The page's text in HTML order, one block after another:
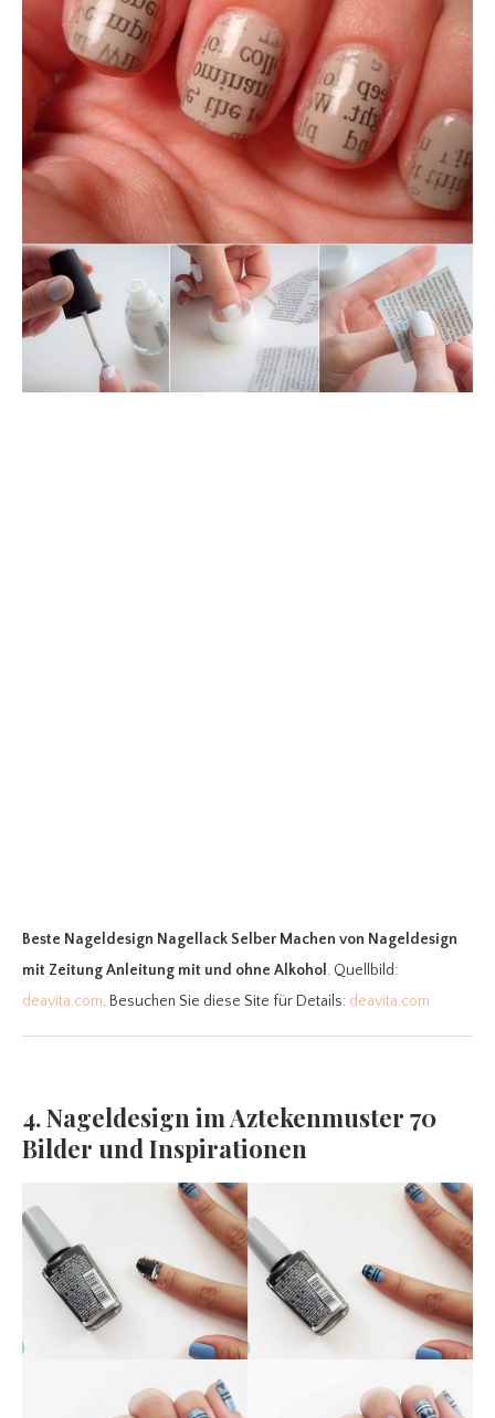
Beste Nageldesign Nagellack Selber Machen von Nageldesign
mit Zeitung Anleitung mit und ohne Alkohol . Quellbild:
deavita.com. Besuchen Sie diese Site für Details: deavita.com
4. Nageldesign im Aztekenmuster 70
Bilder und Inspirationen